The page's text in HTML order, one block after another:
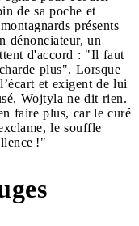
de sa poche et
présents
dénonciateur, un
d'accord : "Il faut
plus". Lorsque
et exigent de lui
Wojtyla ne dit rien.
faire plus, car le curé
le souffle
!"